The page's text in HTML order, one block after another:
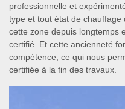
professionnelle et
type et tout état de chauffage
cette zone depuis longtemps
certifié. Et cette ancienneté
compétence, ce qui nous
certifiée à la fin des travaux.